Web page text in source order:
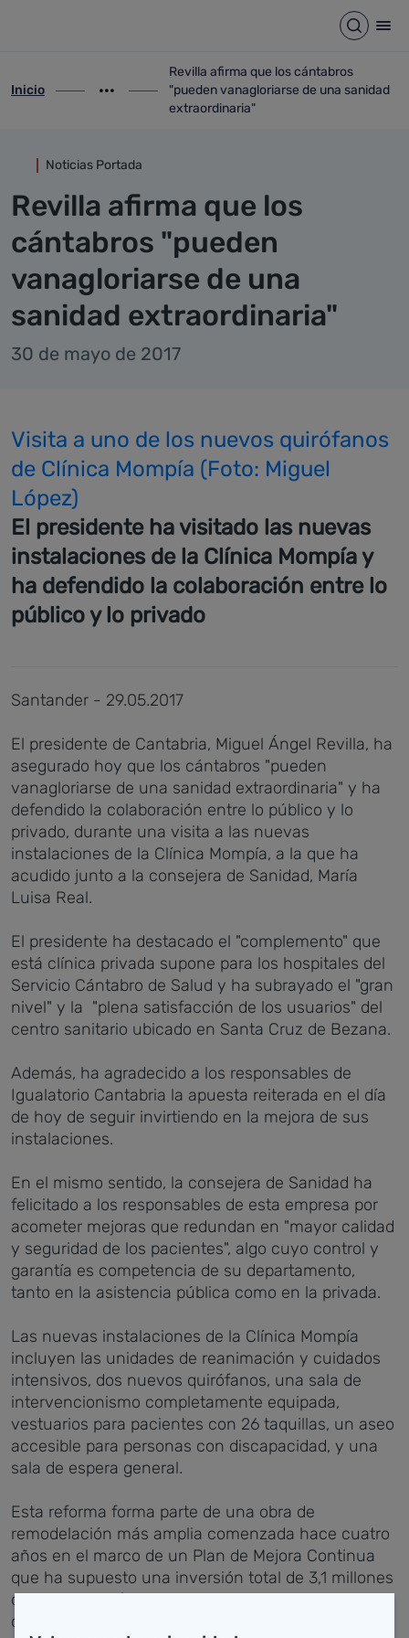
Abrir
ir-a inicio
Inicio
Mostrar opciones del camino de migas
ir-a Revilla afirma que los cántabros
Revilla afirma que los cántabros
"pueden vanagloriarse de una sanidad
extraordinaria"
Noticias Portada
Revilla afirma que los
cántabros "pueden
vanagloriarse de una
sanidad extraordinaria"
30 de mayo de 2017
Visita a uno de los nuevos quirófanos
de Clínica Mompía (Foto: Miguel
López)
El presidente ha visitado las nuevas
instalaciones de la Clínica Mompía y
ha defendido la colaboración entre lo
público y lo privado
Santander - 29.05.2017
El presidente de Cantabria, Miguel Ángel Revilla, ha
asegurado hoy que los cántabros "pueden
vanagloriarse de una sanidad extraordinaria" y ha
defendido la colaboración entre lo público y lo
privado, durante una visita a las nuevas
instalaciones de la Clínica Mompía, a la que ha
acudido junto a la consejera de Sanidad, María
Luisa Real.
El presidente ha destacado el "complemento" que
está clínica privada supone para los hospitales del
Servicio Cántabro de Salud y ha subrayado el "gran
nivel" y la "plena satisfacción de los usuarios" del
centro sanitario ubicado en Santa Cruz de Bezana.
Además, ha agradecido a los responsables de
Igualatorio Cantabria la apuesta reiterada en el día
de hoy de seguir invirtiendo en la mejora de sus
instalaciones.
En el mismo sentido, la consejera de Sanidad ha
felicitado a los responsables de esta empresa por
acometer mejoras que redundan en "mayor calidad
y seguridad de los pacientes", algo cuyo control y
garantía es competencia de su departamento,
tanto en la asistencia pública como en la privada.
Las nuevas instalaciones de la Clínica Mompía
incluyen las unidades de reanimación y cuidados
intensivos, dos nuevos quirófanos, una sala de
intervencionismo completamente equipada,
vestuarios para pacientes con 26 taquillas, un aseo
accesible para personas con discapacidad, y una
sala de espera general.
Esta reforma forma parte de una obra de
remodelación más amplia comenzada hace cuatro
años en el marco de un Plan de Mejora Continua
que ha supuesto una inversión total de 3,1 millones
de euros en infraestructuras y cerca de 5 millones
de euros en equipamiento.